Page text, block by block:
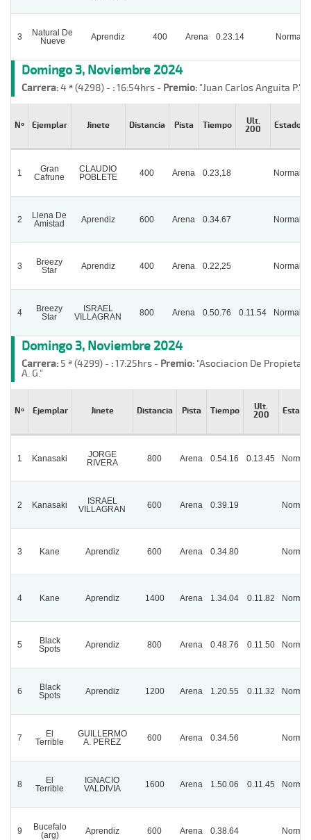
3
Natural De
Nueve
Aprendiz 400 Arena 0.23.14 Normal
Domingo 3, Noviembre 2024
Carrera:4 ª (4298) - :16:54hrs - Premio: "Juan Carlos Anguita P."
Nº Ejemplar Jinete Distancia Pista Tiempo
Ult.
200
Estado
1
Gran
Cafrune
CLAUDIO
POBLETE
400 Arena 0.23,18 Normal
2
Llena De
Amistad
Aprendiz 600 Arena 0.34.67 Normal
3
Breezy
Star
Aprendiz 400 Arena 0.22,25 Normal
4
Breezy
Star
ISRAEL
VILLAGRAN
800 Arena 0.50.76 0.11.54 Normal
Domingo 3, Noviembre 2024
Carrera:5 ª (4299) - :17:25hrs - Premio: "Asociacion De
A. G."
Nº Ejemplar Jinete Distancia Pista Tiempo
Ult.
200
Estado
1 Kanasaki
JORGE
RIVERA
800 Arena 0.54.16 0.13.45 Normal
2 Kanasaki
ISRAEL
VILLAGRAN
600 Arena 0.39.19 Normal
3 Kane Aprendiz 600 Arena 0.34.80 Normal
4 Kane Aprendiz 1400 Arena 1.34.04 0.11.82 Normal
5
Black
Spots
Aprendiz 800 Arena 0.48.76 0.11.50 Normal
6
Black
Spots
Aprendiz 1200 Arena 1.20.55 0.11.32 Normal
7
El
Terrible
GUILLERMO
A. PEREZ
600 Arena 0.34.56 Normal
8
El
Terrible
IGNACIO
VALDIVIA
1600 Arena 1.50.06 0.11.45 Normal
9
Bucefalo
(arg)
Aprendiz 600 Arena 0.38.64 Normal